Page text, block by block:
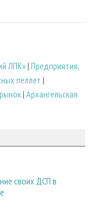
ЛПК»| Предприятия,
пеллет |
| Архангельская
своих ДСП в